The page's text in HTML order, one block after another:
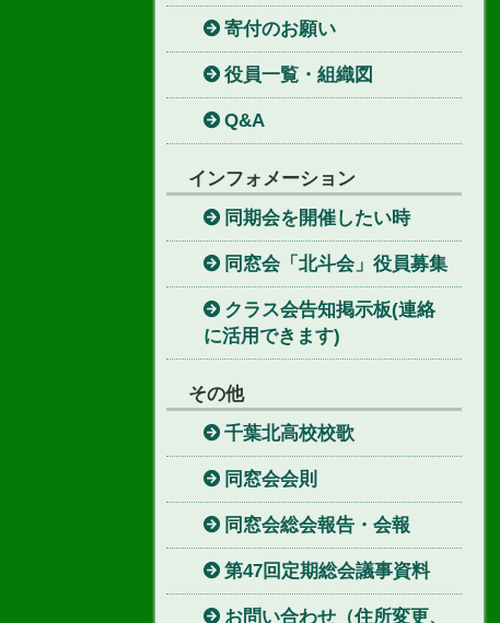
寄付のお願い
役員一覧・組織図
Q&A
インフォメーション
同期会を開催したい時
同窓会「北斗会」役員募集
クラス会告知掲示板(連絡
に活用できます)
その他
千葉北高校校歌
同窓会会則
同窓会総会報告・会報
第47回定期総会議事資料
お問い合わせ（住所変更、